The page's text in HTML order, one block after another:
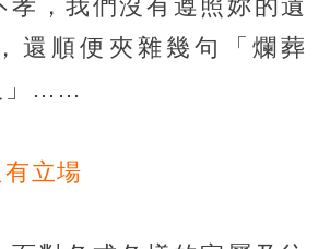
孝，我們沒有遵照妳的遺
還順便夾雜幾句「爛葬
」……
立場